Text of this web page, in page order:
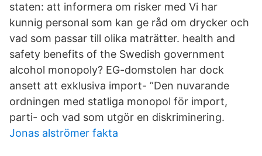
staten: att informera om risker med Vi har
kunnig personal som kan ge råd om drycker och
vad som passar till olika maträtter. health and
safety benefits of the Swedish government
alcohol monopoly? EG-domstolen har dock
ansett att exklusiva import- ”Den nuvarande
ordningen med statliga monopol för import,
parti- och vad som utgör en diskriminering.
Jonas alströmer fakta